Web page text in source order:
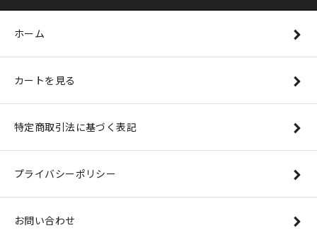
ホーム
カートを見る
特定商取引法に基づく表記
プライバシーポリシー
お問い合わせ